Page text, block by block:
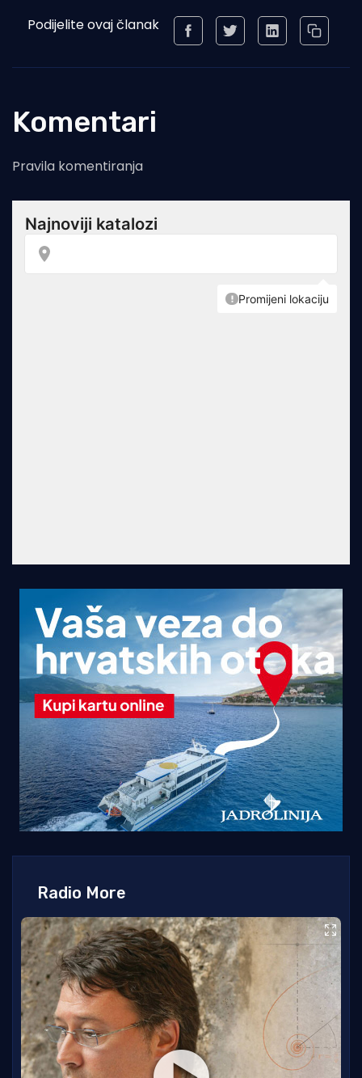
Podijelite ovaj članak
Komentari
Pravila komentiranja
Radio More